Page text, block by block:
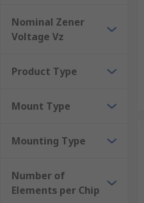
which would overheat.
Nominal Zener
Voltage Vz
Product Type
Mount Type
Mounting Type
Number of
Elements per Chip